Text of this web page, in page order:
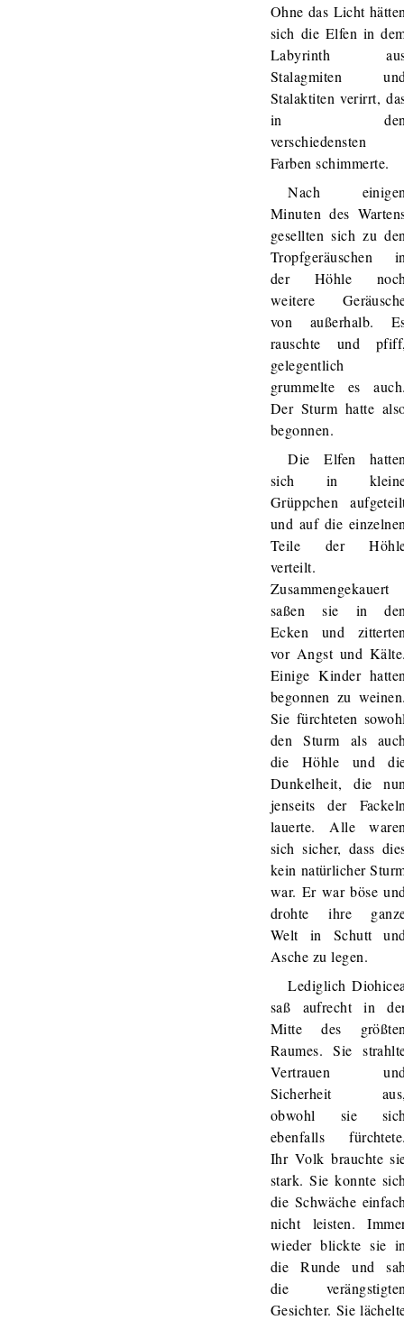
Ohne das Licht
sich die Elfen in
Labyrinth
Stalagmiten
Stalaktiten verirrt,
in
verschiedensten
Farben schimmerte.
Nach
Minuten des
gesellten sich zu
Tropfgeräuschen
der Höhle
weitere
von außerhalb.
rauschte und
gelegentlich
grummelte es
Der Sturm hatte
begonnen.
Die Elfen
sich in
Grüppchen
und auf die
Teile der
verteilt.
Zusammengekauert
saßen sie in
Ecken und
vor Angst und
Einige Kinder
begonnen zu
Sie fürchteten
den Sturm als
die Höhle und
Dunkelheit, die
jenseits der
lauerte. Alle
sich sicher, dass
kein natürlicher
war. Er war böse
drohte ihre
Welt in Schutt
Asche zu legen.
Lediglich
saß aufrecht in
Mitte des
Raumes. Sie
Vertrauen
Sicherheit
obwohl sie
ebenfalls
Ihr Volk brauchte
stark. Sie konnte
die Schwäche
nicht leisten.
wieder blickte sie
die Runde und
die
Gesichter. Sie